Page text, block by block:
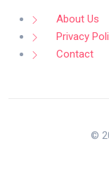
About Us
Privacy
Contact
©